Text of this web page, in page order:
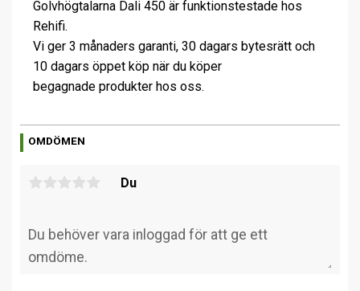
Golvhögtalarna Dali 450 är funktionstestade hos
Rehifi.
Vi ger 3 månaders garanti, 30 dagars bytesrätt och
10 dagars öppet köp när du köper
begagnade produkter hos oss.
OMDÖMEN
Du